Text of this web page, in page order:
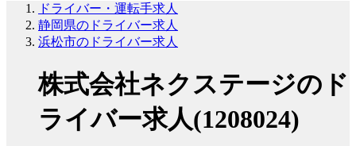
ドライバー・運転手求人
静岡県のドライバー求人
浜松市のドライバー求人
株式会社ネクステージのド
ライバー求人(1208024)